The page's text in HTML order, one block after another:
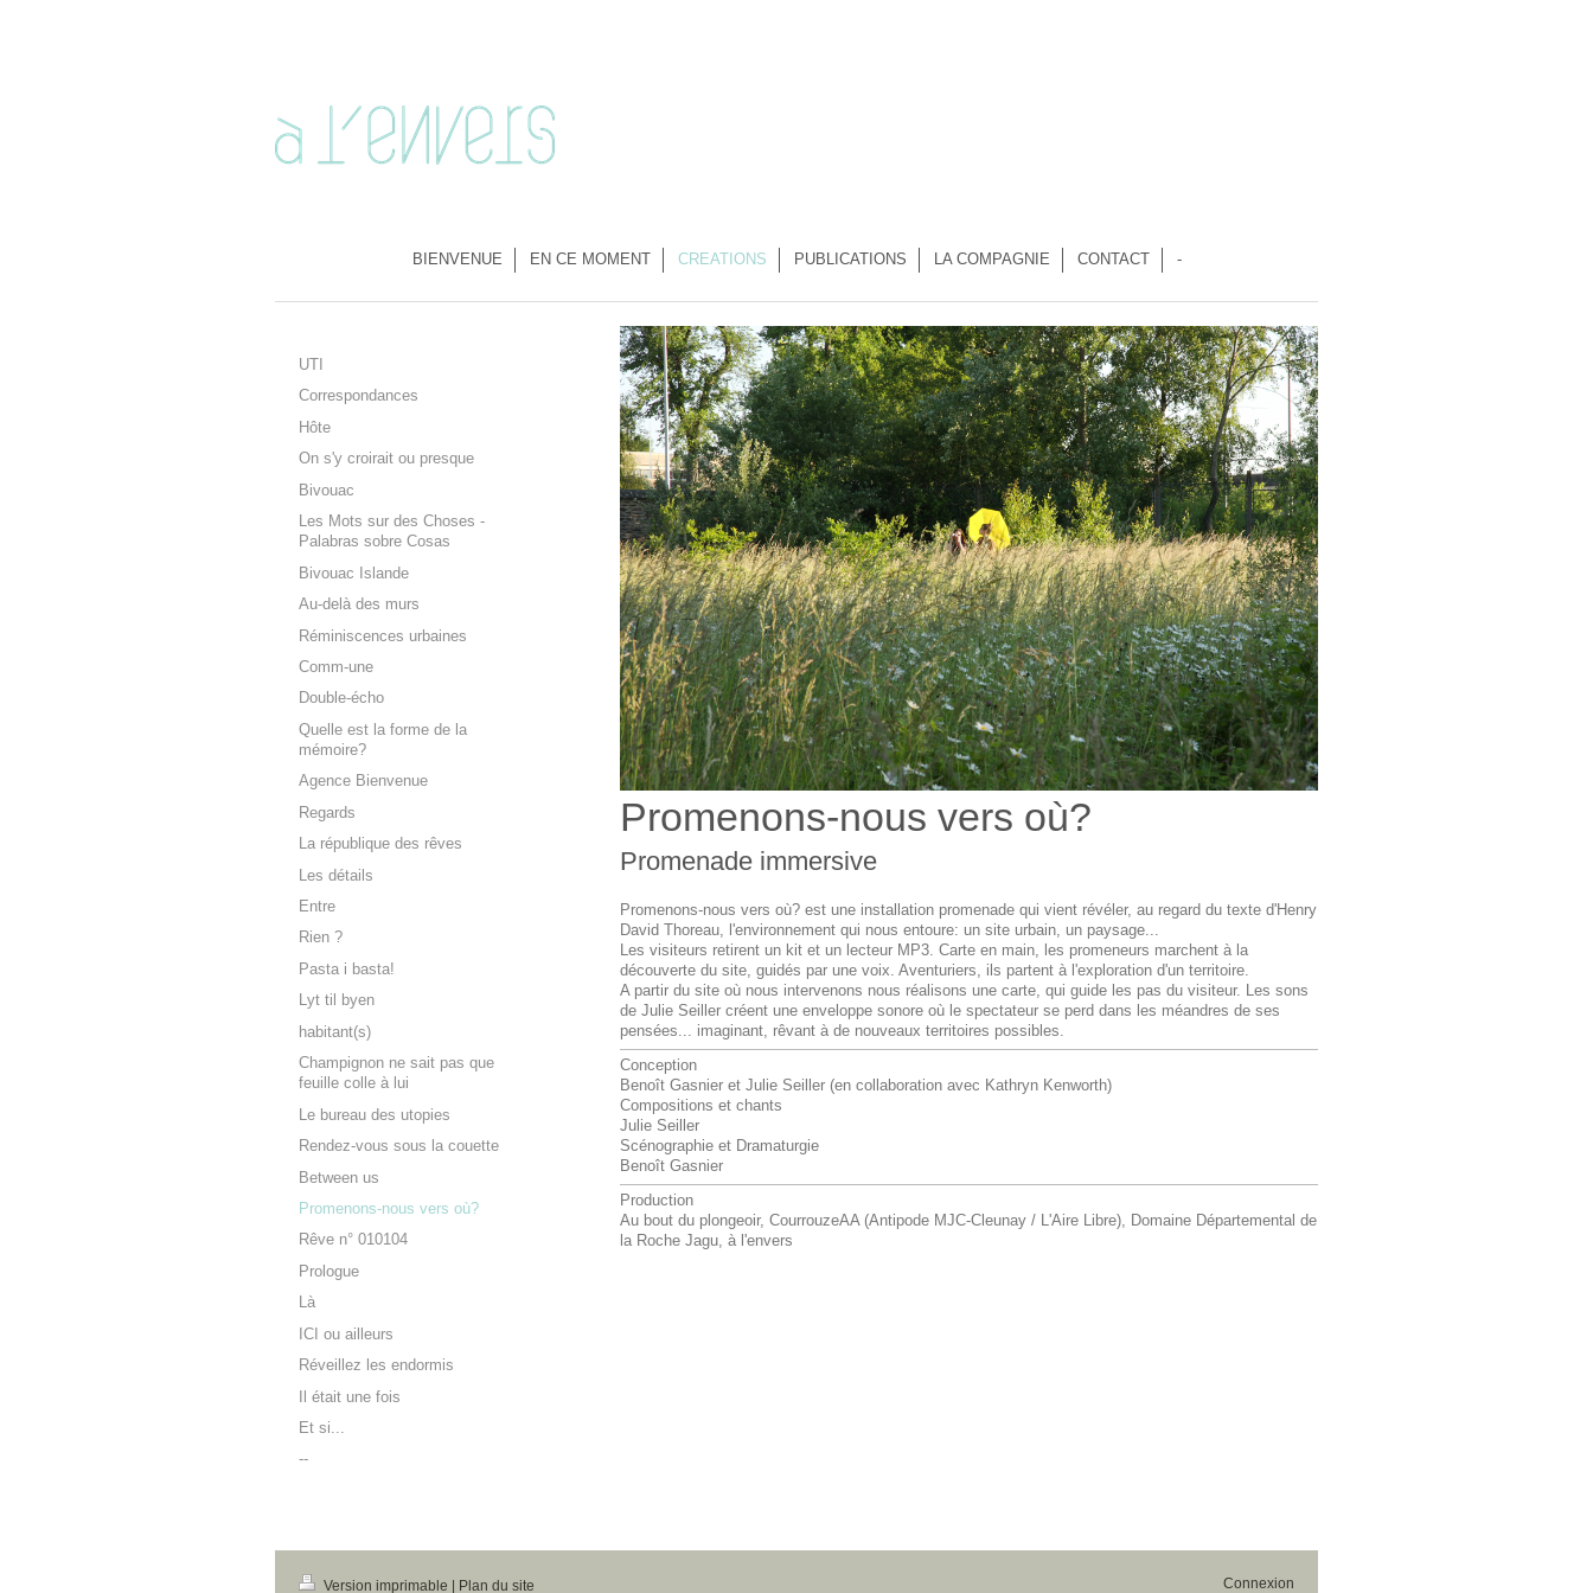
BIENVENUE EN CE MOMENT CREATIONS PUBLICATIONS LA COMPAGNIE CONTACT -
Promenons-nous vers où?
Promenade immersive
Promenons-nous vers où? est une installation promenade qui vient révéler, au regard du texte d'Henry
David Thoreau, l'environnement qui nous entoure: un site urbain, un paysage...
Les visiteurs retirent un kit et un lecteur MP3. Carte en main, les promeneurs marchent à la
découverte du site, guidés par une voix. Aventuriers, ils partent à l'exploration d'un territoire.
A partir du site où nous intervenons nous réalisons une carte, qui guide les pas du visiteur. Les sons
de Julie Seiller créent une enveloppe sonore où le spectateur se perd dans les méandres de ses
pensées... imaginant, rêvant à de nouveaux territoires possibles.
Conception
Benoît Gasnier et Julie Seiller (en collaboration avec Kathryn Kenworth)
Compositions et chants
Julie Seiller
Scénographie et Dramaturgie
Benoît Gasnier
Production
Au bout du plongeoir, CourrouzeAA (Antipode MJC-Cleunay / L'Aire Libre), Domaine Départemental de
la Roche Jagu, à l'envers
UTI
Correspondances
Hôte
On s'y croirait ou presque
Bivouac
Les Mots sur des Choses -
Palabras sobre Cosas
Bivouac Islande
Au-delà des murs
Réminiscences urbaines
Comm-une
Double-écho
Quelle est la forme de la
mémoire?
Agence Bienvenue
Regards
La république des rêves
Les détails
Entre
Rien ?
Pasta i basta!
Lyt til byen
habitant(s)
Champignon ne sait pas que
feuille colle à lui
Le bureau des utopies
Rendez-vous sous la couette
Between us
Promenons-nous vers où?
Rêve n° 010104
Prologue
Là
ICI ou ailleurs
Réveillez les endormis
Il était une fois
Et si...
--
Version imprimable | Plan du site Connexion